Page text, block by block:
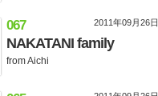
2011年09月26日
067
NAKATANI family
from Aichi